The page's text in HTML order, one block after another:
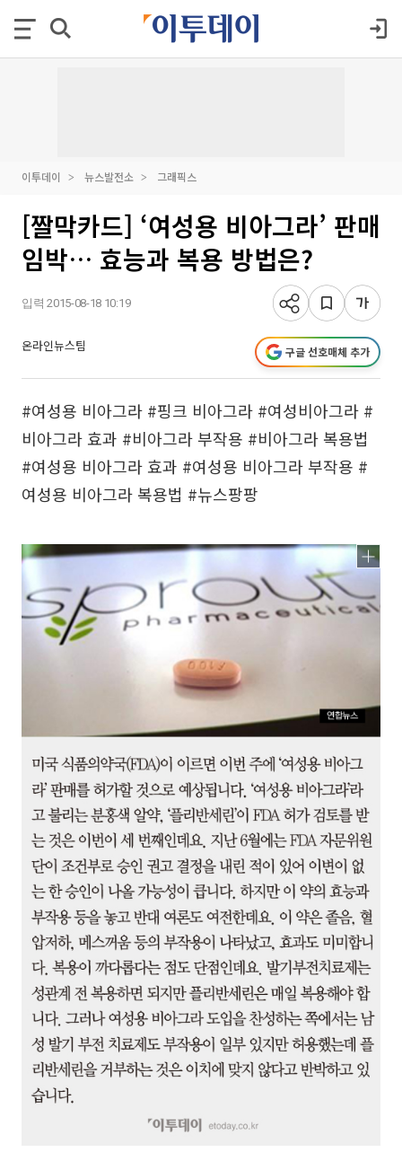
이투데이 뉴스발전소 그래픽스
[짤막카드] ‘여성용 비아그라’ 판매
임박… 효능과 복용 방법은?
입력 2015-08-18 10:19
온라인뉴스팀 구글 선호매체 추가
#여성용 비아그라 #핑크 비아그라 #여성비아그라 #
비아그라 효과 #비아그라 부작용 #비아그라 복용법
#여성용 비아그라 효과 #여성용 비아그라 부작용 #
여성용 비아그라 복용법 #뉴스팡팡